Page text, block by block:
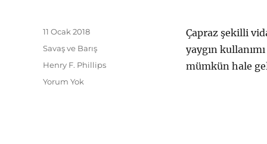
Çapraz şekilli
yaygın
mümkün hale
Yayın
11 Ocak 2018
Kategoriler
Savaş ve Barış
Etiketler
Henry F. Phillips
Yorum Yok